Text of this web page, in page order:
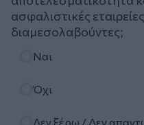
ασφαλιστικές
διαμεσολαβούντες;
Ναι
Όχι
Δεν ξέρω / Δεν